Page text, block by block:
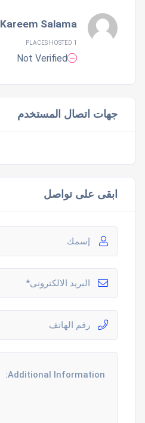
Kareem Salama
1 PLACES HOSTED
Not Verified
جهات اتصال المستخدم
ابقى على تواصل